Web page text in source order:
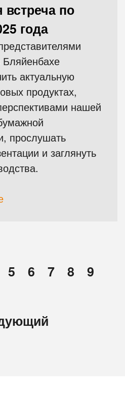
встреча по
года
актуальную
продуктах,
нашей
прослушать
и заглянуть
5 6 7 8 9